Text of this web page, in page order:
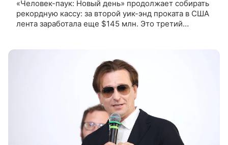
«Человек-паук: Новый день» продолжает собирать
рекордную кассу: за второй уик-энд проката в США
лента заработала еще $145 млн. Это третий